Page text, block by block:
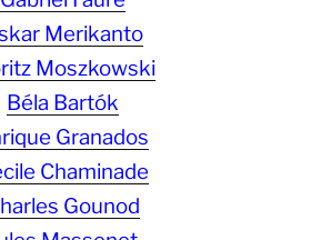
Merikanto
Moszkowski
Béla Bartók
Granados
Chaminade
Gounod